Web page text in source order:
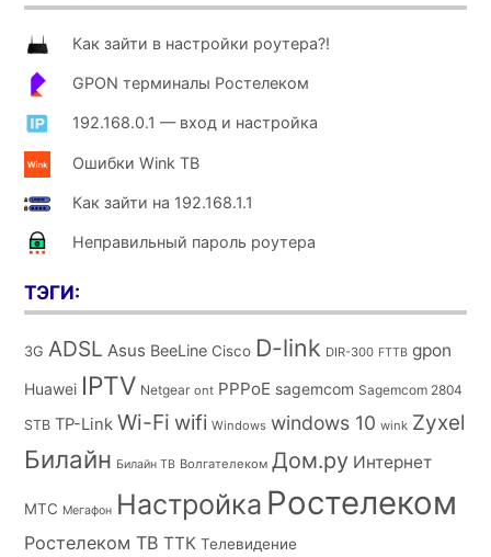
Как зайти в настройки роутера?!
GPON терминалы Ростелеком
192.168.0.1 — вход и настройка
Ошибки Wink ТВ
Как зайти на 192.168.1.1
Неправильный пароль роутера
ТЭГИ:
3G ADSL Asus BeeLine Cisco D-link DIR-300 FTTB gpon
Huawei IPTV Netgear ont PPPoE sagemcom Sagemcom 2804
STB TP-Link Wi-Fi wifi Windows windows 10 wink Zyxel
Билайн Билайн ТВ Волгателеком Дом.ру Интернет
МТС Мегафон Настройка Ростелеком
Ростелеком ТВ ТТК Телевидение